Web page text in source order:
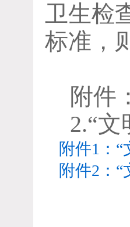
卫生检
标准，
附件
2.“文
附件1：“
附件2：